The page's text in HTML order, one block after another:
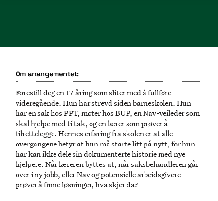
Om arrangementet:
Forestill deg en 17-åring som sliter med å fullføre
videregående. Hun har strevd siden barneskolen. Hun
har en sak hos PPT, møter hos BUP, en Nav-veileder som
skal hjelpe med tiltak, og en lærer som prøver å
tilrettelegge. Hennes erfaring fra skolen er at alle
overgangene betyr at hun må starte litt på nytt, for hun
har kan ikke dele sin dokumenterte historie med nye
hjelpere. Når læreren byttes ut, når saksbehandleren går
over i ny jobb, eller Nav og potensielle arbeidsgivere
prøver å finne løsninger, hva skjer da?